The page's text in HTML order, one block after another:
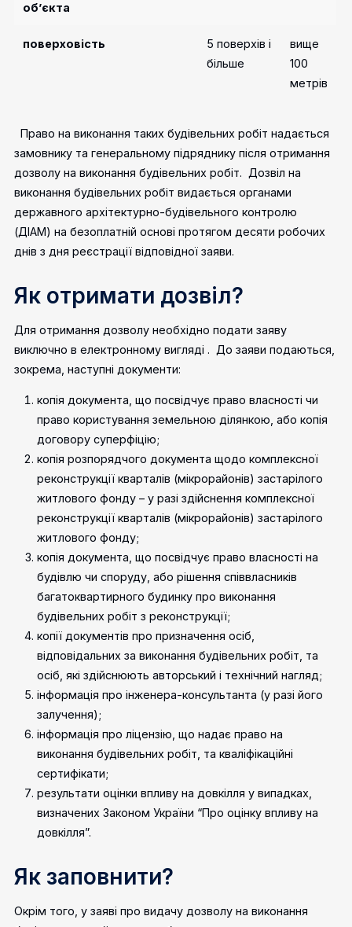
об’єкта
поверховість
5 поверхів і
більше
вище
100
метрів
Право на виконання таких будівельних робіт надається
замовнику та генеральному підряднику після отримання
дозволу на виконання будівельних робіт. Дозвіл на
виконання будівельних робіт видається органами
державного архітектурно-будівельного контролю
(ДІАМ) на безоплатній основі протягом десяти робочих
днів з дня реєстрації відповідної заяви.
Як отримати дозвіл?
Для отримання дозволу необхідно подати заяву
виключно в електронному вигляді . До заяви подаються,
зокрема, наступні документи:
копія документа, що посвідчує право власності чи
право користування земельною ділянкою, або копія
договору суперфіцію;
копія розпорядчого документа щодо комплексної
реконструкції кварталів (мікрорайонів) застарілого
житлового фонду – у разі здійснення комплексної
реконструкції кварталів (мікрорайонів) застарілого
житлового фонду;
копія документа, що посвідчує право власності на
будівлю чи споруду, або рішення співвласників
багатоквартирного будинку про виконання
будівельних робіт з реконструкції;
копії документів про призначення осіб,
відповідальних за виконання будівельних робіт, та
осіб, які здійснюють авторський і технічний нагляд;
інформація про інженера-консультанта (у разі його
залучення);
інформація про ліцензію, що надає право на
виконання будівельних робіт, та кваліфікаційні
сертифікати;
результати оцінки впливу на довкілля у випадках,
визначених Законом України “Про оцінку впливу на
довкілля”.
Як заповнити?
Окрім того, у заяві про видачу дозволу на виконання